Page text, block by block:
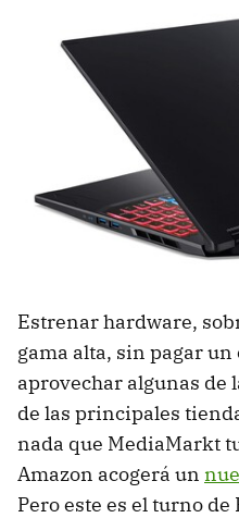
Estrenar hardware,
gama alta, sin pagar un
aprovechar algunas de
de las principales
nada que MediaMarkt
Amazon acogerá un
Pero este es el turno